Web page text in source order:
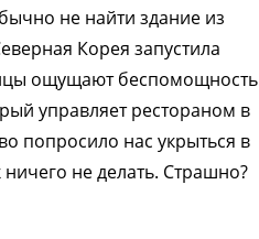
не найти здание из
Корея запустила
ощущают беспомощность
управляет рестораном в
попросило нас укрыться в
не делать. Страшно?